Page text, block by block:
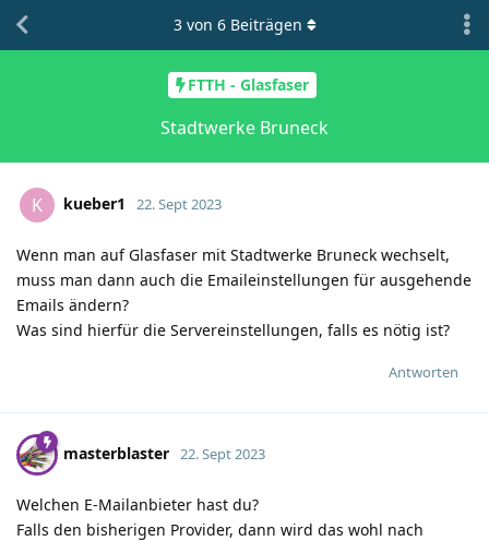
FTTH - Glasfaser
Stadtwerke Bruneck
3von 6Beiträgen
K kueber1 22. Sept 2023
Wenn man auf Glasfaser mit Stadtwerke Bruneck wechselt,
muss man dann auch die Emaileinstellungen für ausgehende
Emails ändern?
Was sind hierfür die Servereinstellungen, falls es nötig ist?
Antworten
masterblaster 22. Sept 2023
Welchen E-Mailanbieter hast du?
Falls den bisherigen Provider, dann wird das wohl nach